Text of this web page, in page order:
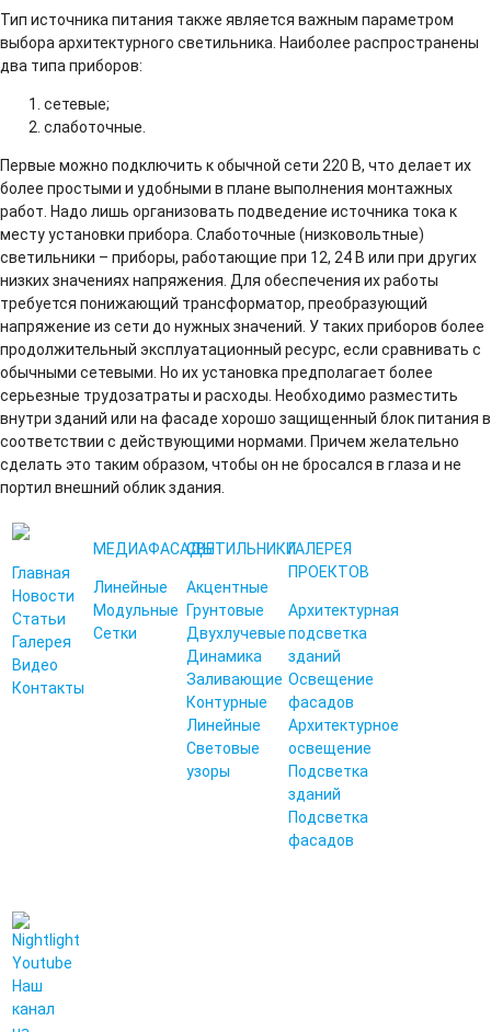
Тип источника питания также является важным параметром
выбора архитектурного светильника. Наиболее распространены
два типа приборов:
сетевые;
слаботочные.
Первые можно подключить к обычной сети 220 В, что делает их
более простыми и удобными в плане выполнения монтажных
работ. Надо лишь организовать подведение источника тока к
месту установки прибора. Слаботочные (низковольтные)
светильники – приборы, работающие при 12, 24 В или при других
низких значениях напряжения. Для обеспечения их работы
требуется понижающий трансформатор, преобразующий
напряжение из сети до нужных значений. У таких приборов более
продолжительный эксплуатационный ресурс, если сравнивать с
обычными сетевыми. Но их установка предполагает более
серьезные трудозатраты и расходы. Необходимо разместить
внутри зданий или на фасаде хорошо защищенный блок питания в
соответствии с действующими нормами. Причем желательно
сделать это таким образом, чтобы он не бросался в глаза и не
портил внешний облик здания.
Главная
Новости
Статьи
Галерея
Видео
Контакты
МЕДИАФАСАДЫ
Линейные
Модульные
Сетки
СВЕТИЛЬНИКИ
Акцентные
Грунтовые
Двухлучевые
Динамика
Заливающие
Контурные
Линейные
Световые
узоры
ГАЛЕРЕЯ
ПРОЕКТОВ
Архитектурная
подсветка
зданий
Освещение
фасадов
Архитектурное
освещение
Подсветка
зданий
Подсветка
фасадов
Наш
канал